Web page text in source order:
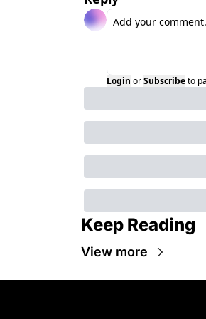
Login orSubscribeto
Keep Reading
View more